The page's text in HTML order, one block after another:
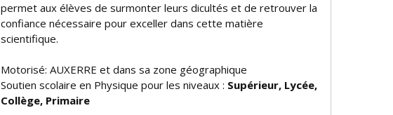
permet aux élèves de surmonter leurs difficultés et de retrouver la
confiance nécessaire pour exceller dans cette matière
scientifique.
Motorisé: AUXERRE et dans sa zone géographique
Soutien scolaire en Physique pour les niveaux : Supérieur, Lycée,
Collège, Primaire